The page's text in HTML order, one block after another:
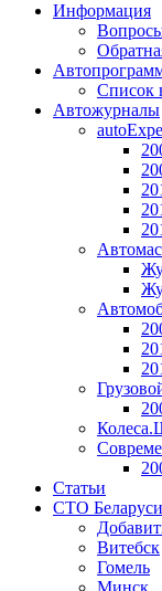
Информация
Список
Автожурналы
Статьи
СТО Беларуси
Витебск
Гомель
Минск